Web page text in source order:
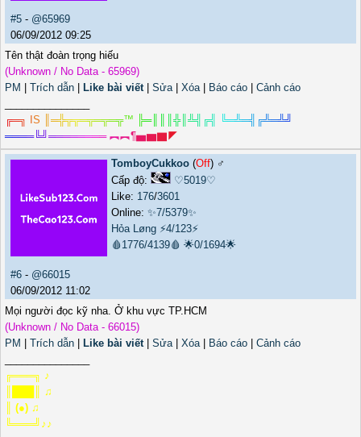
#5 - @65969
06/09/2012 09:25
Tên thật đoàn trọng hiếu
(Unknown / No Data - 65969)
PM
Trích dẫn Like bài viết| Sửa| Xóa| Báo cáo
Cảnh cáo
╔═╗ S ═╬╦╦═╦═╦═╦™ ╠═║ ╬║ ╩╣ ╔╣ ╚═╩═╣ ╔╩═╩╝
════╚╝════════ ︻︻¶▅▆▇◤
TomboyCukkoo (Off) ♂️
Cấp độ:
♡5019♡
Like: 176/3601
Online: ✨7/5379✨
Hỏa Løng ⚡4/123⚡
🩸1776/4139🩸 🌟0/1694🌟
#6 - @66015
06/09/2012 11:02
Mọi người đọc kỹ nha. Ở khu vực TP.HCM
(Unknown / No Data - 66015)
PM
Trích dẫn Like bài viết| Sửa| Xóa| Báo cáo
Cảnh cáo
╔═══╗ ♪
║███║ ♫
║ (●) ♫
╚═══╝♪♪